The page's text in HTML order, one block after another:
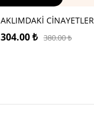
AKLIMDAKİ CİNAYETLER
380.00₺
304.00₺